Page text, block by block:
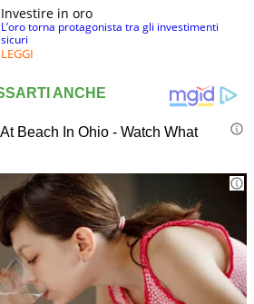
Investire in oro
L’oro torna protagonista tra gli investimenti
sicuri
LEGGI